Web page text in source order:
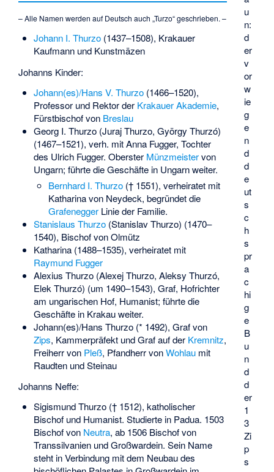
u
n:
d
er
v
or
w
ie
g
e
n
d
d
e
ut
s
c
h
s
pr
a
c
hi
g
e
B
u
n
d
d
er
1
3
Zi
p
s
– Alle Namen werden auf Deutsch auch „Turzo“ geschrieben. –
Johann I. Thurzo(1437–1508), Krakauer
Kaufmann und Kunstmäzen
Johanns Kinder:
Johann(es)/Hans V. Thurzo(1466–1520),
Professor und Rektor der Krakauer Akademie,
Fürstbischof von Breslau
Georg I. Thurzo(Juraj Thurzo, György Thurzó)
(1467–1521), verh. mit Anna Fugger, Tochter
des Ulrich Fugger. Oberster Münzmeistervon
Ungarn; führte die Geschäfte in Ungarn weiter.
Bernhard I. Thurzo († 1551), verheiratet mit
Katharina von Neydeck, begründet die
Grafenegger Linie der Familie.
Stanislaus Thurzo(Stanislav Thurzo) (1470–
1540), Bischof von Olmütz
Katharina (1488–1535), verheiratet mit
Raymund Fugger
Alexius Thurzo(Alexej Thurzo, Aleksy Thurzó,
Elek Thurzó) (um 1490–1543), Graf, Hofrichter
am ungarischen Hof, Humanist; führte die
Geschäfte in Krakau weiter.
Johann(es)/Hans Thurzo(* 1492), Graf von
Zips, Kammerpräfekt und Graf auf der Kremnitz,
Freiherr von Pleß, Pfandherr vonWohlaumit
Raudten und Steinau
Johanns Neffe:
Sigismund Thurzo(† 1512), katholischer
Bischof und Humanist. Studierte in Padua. 1503
Bischof von Neutra, ab 1506 Bischof von
Transsilvanien und Großwardein. Sein Name
steht in Verbindung mit dem Neubau des